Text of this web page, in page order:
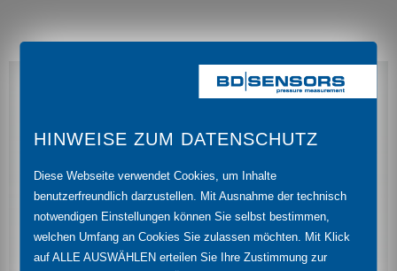
HINWEISE ZUM DATENSCHUTZ
Diese Webseite verwendet Cookies, um Inhalte
benutzerfreundlich darzustellen. Mit Ausnahme der technisch
notwendigen Einstellungen können Sie selbst bestimmen,
welchen Umfang an Cookies Sie zulassen möchten. Mit Klick
auf ALLE AUSWÄHLEN erteilen Sie Ihre Zustimmung zur